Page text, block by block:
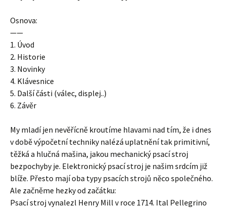
Osnova:
——
1. Úvod
2. Historie
3. Novinky
4. Klávesnice
5. Další části (válec, displej..)
6. Závěr
My mladí jen nevěřícně kroutíme hlavami nad tím, že i dnes
v době výpočetní techniky nalézá uplatnění tak primitivní,
těžká a hlučná mašina, jakou mechanický psací stroj
bezpochyby je. Elektronický psací stroj je našim srdcím již
blíže. Přesto mají oba typy psacích strojů něco společného.
Ale začněme hezky od začátku:
Psací stroj vynalezl Henry Mill v roce 1714. Ital Pellegrino